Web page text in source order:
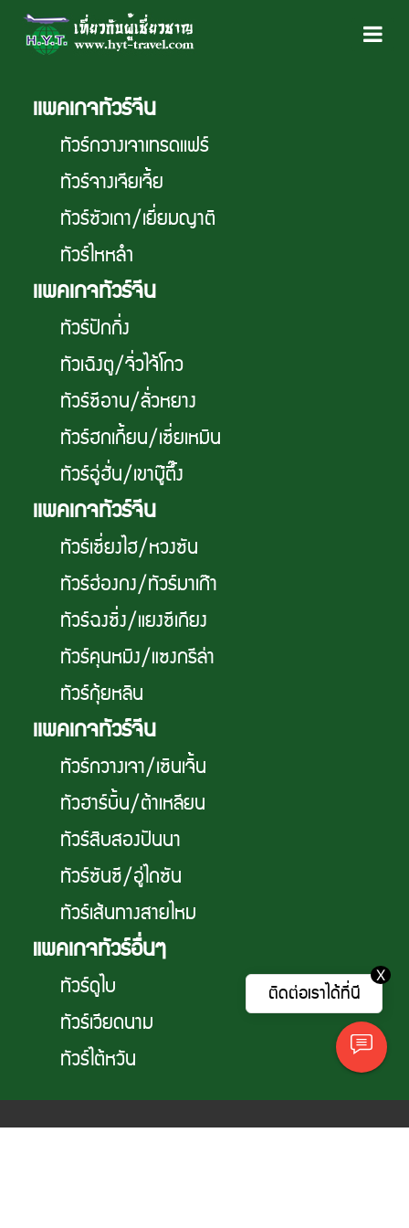
เเพคเกจทัวร์จีน
ทัวร์กวางเจาเทรดเเฟร์
ทัวร์จางเจียเจี้ย
ทัวร์ซัวเถา/เยี่ยมญาติ
ทัวร์ไหหลำ
เเพคเกจทัวร์จีน
ทัวร์ปักกิ่ง
ทัวเฉิงตู/จิ่วไจ้โกว
ทัวร์ซีอาน/ลั่วหยาง
ทัวร์ฮกเกี้ยน/เซี่ยเหมิน
ทัวร์อู่ฮั่น/เขาบู๊ตึ๊ง
เเพคเกจทัวร์จีน
ทัวร์เซี่ยงไฮ/หวงซัน
ทัวร์ฮ่องกง/ทัวร์มาเก๊า
ทัวร์ฉงซิ่ง/แยงซีเกียง
ทัวร์คุนหมิง/แซงกรีล่า
ทัวร์กุ้ยหลิน
เเพคเกจทัวร์จีน
ทัวร์กวางเจา/เซินเจิ้น
ทัวฮาร์บิ้น/ต้าเหลียน
ทัวร์สิบสองปันนา
ทัวร์ซันซี/อู่ไถซัน
ทัวร์เส้นทางสายไหม
แพคเกจทัวร์อื่นๆ
ทัวร์ดูไบ
ทัวร์เวียดนาม
ทัวร์ไต้หวัน
ติดต่อเราได้ที่นี
X